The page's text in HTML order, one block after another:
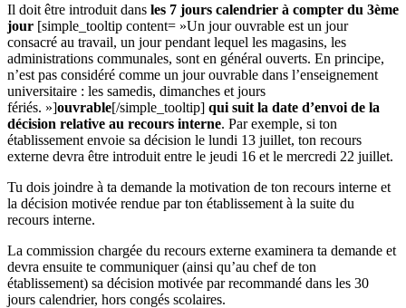
Il doit être introduit dans les 7 jours calendrier à compter du 3ème
jour [simple_tooltip content= »Un jour ouvrable est un jour
consacré au travail, un jour pendant lequel les magasins, les
administrations communales, sont en général ouverts. En principe,
n’est pas considéré comme un jour ouvrable dans l’enseignement
universitaire : les samedis, dimanches et jours
fériés. »]ouvrable[/simple_tooltip] qui suit la date d’envoi de la
décision relative au recours interne. Par exemple, si ton
établissement envoie sa décision le lundi 13 juillet, ton recours
externe devra être introduit entre le jeudi 16 et le mercredi 22 juillet.
Tu dois joindre à ta demande la motivation de ton recours interne et
la décision motivée rendue par ton établissement à la suite du
recours interne.
La commission chargée du recours externe examinera ta demande et
devra ensuite te communiquer (ainsi qu’au chef de ton
établissement) sa décision motivée par recommandé dans les 30
jours calendrier, hors congés scolaires.